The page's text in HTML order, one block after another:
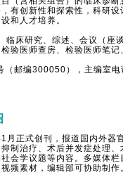
有创新性和探索性，科研
和人才培养。
床研究、综述、会议（座
验医师查房、检验医师笔
邮编300050），主编室
正式创刊，报道国内外器
制治疗、术后并发症处理
会学议题等内容。多媒体
频素材，编辑部可协助制作